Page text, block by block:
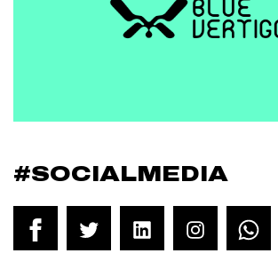
#SOCIALMEDIA
FacebookTwitter LinkedInInstagram